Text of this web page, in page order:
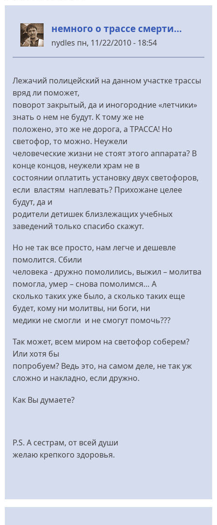
немного о трассе смерти…
nydles пн, 11/22/2010 - 18:54
Лежачий полицейский на данном участке трассы
вряд ли поможет,
поворот закрытый, да и иногородние «летчики»
знать о нем не будут. К тому же не
положено, это же не дорога, а ТРАССА! Но
светофор, то можно. Неужели
человеческие жизни не стоят этого аппарата? В
конце концов, неужели храм не в
состоянии оплатить установку двух светофоров,
если властям наплевать? Прихожане целее
будут, да и
родители детишек близлежащих учебных
заведений только спасибо скажут.
Но не так все просто, нам легче и дешевле
помолится. Сбили
человека - дружно помолились, выжил – молитва
помогла, умер – снова помолимся… А
сколько таких уже было, а сколько таких еще
будет, кому ни молитвы, ни боги, ни
медики не смогли и не смогут помочь???
Так может, всем миром на светофор соберем?
Или хотя бы
попробуем? Ведь это, на самом деле, не так уж
сложно и накладно, если дружно.
Как Вы думаете?
P.S. А сестрам, от всей души
желаю крепкого здоровья.